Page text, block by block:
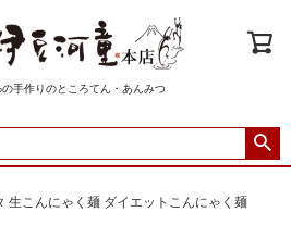
手作りのところてん・あんみつ
生こんにゃく麺 ダイエットこんにゃく麺